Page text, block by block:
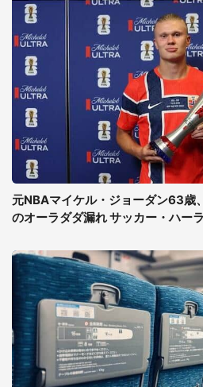
元NBAマイケル・ジョーダン63歳
のオーラダダ漏れ サッカー・ハー